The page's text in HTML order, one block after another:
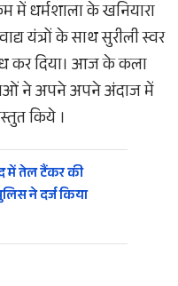
में धर्मशाला के खनियारा
यंत्रों के साथ सुरीली स्वर
कर दिया। आज के कला
ने अपने अपने अंदाज में
किये ।
में तेल टैंकर की
ने दर्ज किया